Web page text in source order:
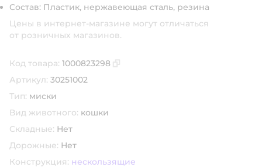
Состав: Пластик, нержавеющая сталь, резина
Цены в интернет-магазине могут отличаться
от розничных магазинов.
Код товара: 1000823298
Артикул: 30251002
Тип: миски
Вид животного: кошки
Складные: Нет
Дорожные: Нет
Конструкция: нескользящие